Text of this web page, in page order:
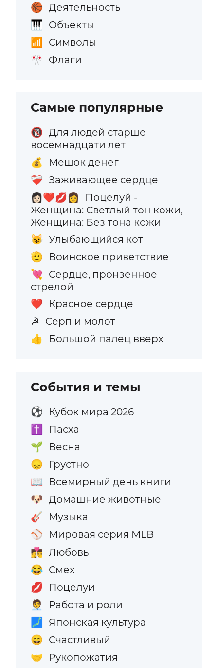
🏀 Деятельность
🎹 Объекты
📶 Символы
🎌 Флаги
Самые популярные
🔞 Для людей старше
восемнадцати лет
💰 Мешок денег
❤️‍🩹 Заживающее сердце
👩🏻‍❤️‍💋‍👩
Поцелуй -
Женщина: Светлый тон кожи,
Женщина: Без тона кожи
😺 Улыбающийся кот
🫡 Воинское приветствие
💘 Сердце, пронзенное
стрелой
❤️ Красное сердце
☭ Серп и молот
👍 Большой палец вверх
События и темы
⚽ Кубок мира 2026
✝️ Пасха
🌱 Весна
😞 Грустно
📖 Всемирный день книги
🐶 Домашние животные
🎸 Музыка
⚾ Мировая серия MLB
👩‍❤️‍💋‍👨 Любовь
😂 Смех
💋 Поцелуи
🧑‍💼 Работа и роли
🗾 Японская культура
😄 Счастливый
🤝 Рукопожатия